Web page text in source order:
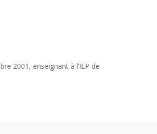
2001, enseignant à l’IEP de